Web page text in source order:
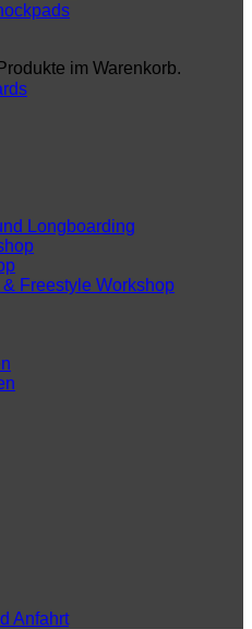
im Warenkorb.
Longboarding
Freestyle Workshop
Anfahrt